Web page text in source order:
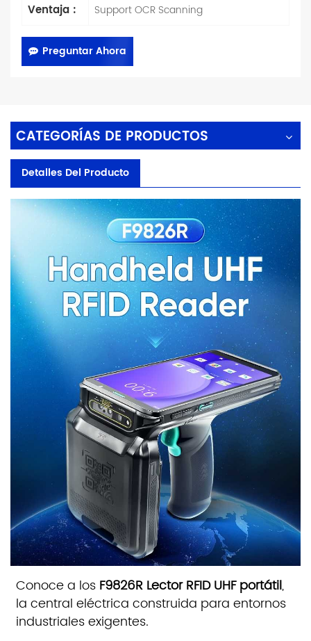
Ventaja : Support OCR Scanning
Preguntar Ahora
CATEGORÍAS DE PRODUCTOS
Detalles Del Producto
Conoce a los F9826R Lector RFID UHF portátil,
la central eléctrica construida para entornos
industriales exigentes.